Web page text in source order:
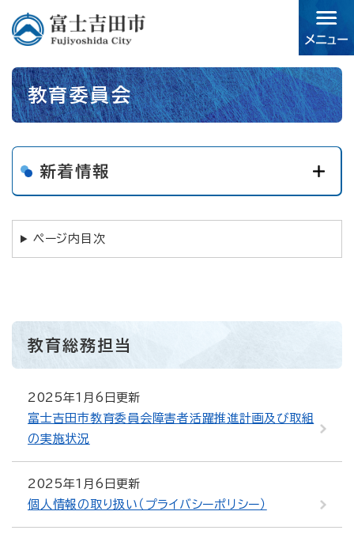
す。
本
文 教育委員会
新着情報
ページ内目次
教育総務担当
2025年1月6日更新
富士吉田市教育委員会障害者活躍推進計画及び取組
の実施状況
2025年1月6日更新
個人情報の取り扱い（プライバシーポリシー）